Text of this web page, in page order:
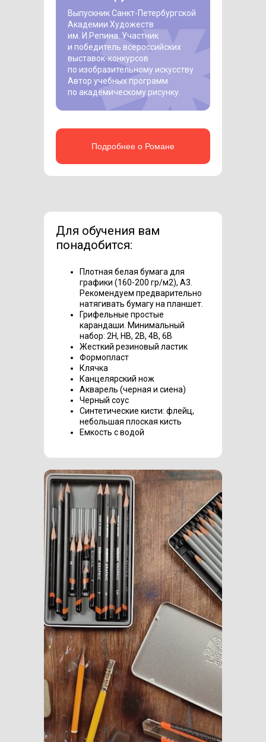
Выпускник Санкт-Петербургской
Академии Художеств
им. И.Репина. Участник
и победитель всероссийских
выставок-конкурсов
по изобразительному искусству.
Автор учебных программ
по академическому рисунку.
Подробнее о Романе
Для обучения вам
понадобится:
Плотная белая бумага для
графики (160-200 гр/м2), А3.
Рекомендуем предварительно
натягивать бумагу на планшет.
Грифельные простые
карандаши. Минимальный
набор: 2H, HB, 2B, 4B, 6B
Жесткий резиновый ластик
Формопласт
Клячка
Канцелярский нож
Акварель (черная и сиена)
Черный соус
Синтетические кисти: флейц,
небольшая плоская кисть
Емкость с водой